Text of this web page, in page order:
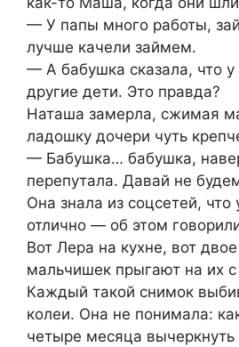
— У папы много работы,
лучше качели займем.
— А бабушка сказала, что
другие дети. Это правда?
Наташа замерла, сжимая
ладошку дочери чуть
— Бабушка… бабушка,
перепутала. Давай не
Она знала из соцсетей,
отлично — об этом
Вот Лера на кухне, вот
мальчишек прыгают на их
Каждый такой снимок
колеи. Она не понимала:
четыре месяца вычеркнуть